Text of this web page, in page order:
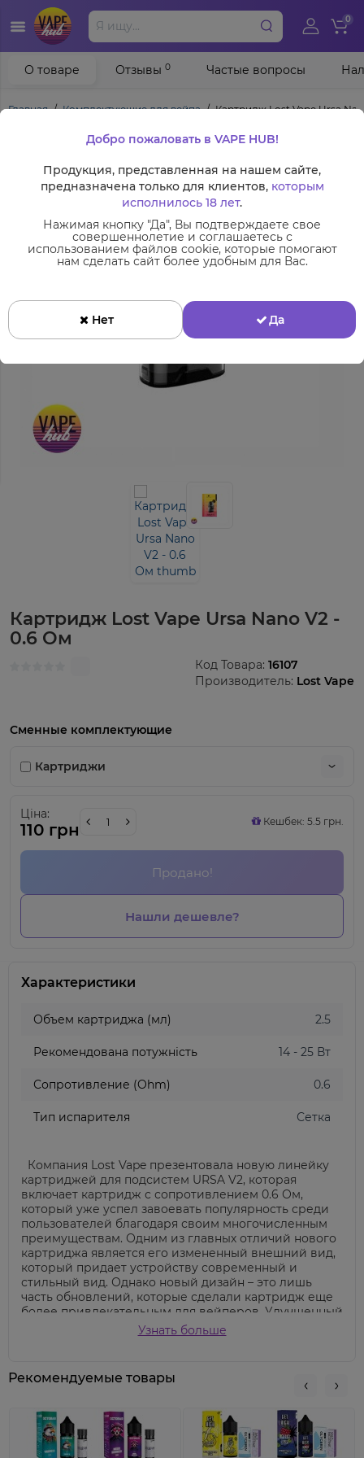
0
Главная Комплектующие для вейпа Картридж Lost Vape Ursa
Картридж Lost Vape Ursa Nano V2 -
0.6 Ом
Производитель: Lost Vape
Код Товара: 16107
Сменные комплектующие
Картриджи
Ціна:
110 грн Кешбек: 5.5 грн.
Продано!
Нашли дешевле?
О товаре Отзывы 0 Частые вопросы
Характеристики
Объем картриджа (мл) 2.5
Рекомендована потужність 14 - 25 Вт
Сопротивление (Ohm) 0.6
Тип испарителя Сетка
Компания Lost Vape презентовала новую линейку
картриджей для подсистем URSA V2, которая
включает картридж с сопротивлением 0.6 Ом,
который уже успел завоевать популярность среди
пользователей благодаря своим многочисленным
преимуществам. Одним из главных отличий нового
картриджа является его измененный внешний вид,
который придает устройству современный и
стильный вид. Однако новый дизайн – это лишь
часть обновлений, которые сделали картридж еще
более привлекательным для вейперов. Улучшенный
срок службы картриджа позволяет пользователям
дольше наслаждаться любимыми жидкостями.
позволяет выпарить до30 мл жидкости.
материалы и делает процесс вейпинга экономнее.
Картридж также оснащен улучшенной системой
защиты от протеканий жидкости, что обеспечивает
Узнать больше
Рекомендуемые товары
Добро пожаловать в VAPE HUB!
Продукция, представленная на нашем сайте,
предназначена только для клиентов, которым
исполнилось 18 лет.
Нажимая кнопку "Да", Вы подтверждаете свое
совершеннолетие и соглашаетесь с
использованием файлов cookie, которые помогают
нам сделать сайт более удобным для Вас.
Нет Да